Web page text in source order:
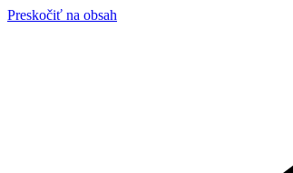
Preskočiť na obsah